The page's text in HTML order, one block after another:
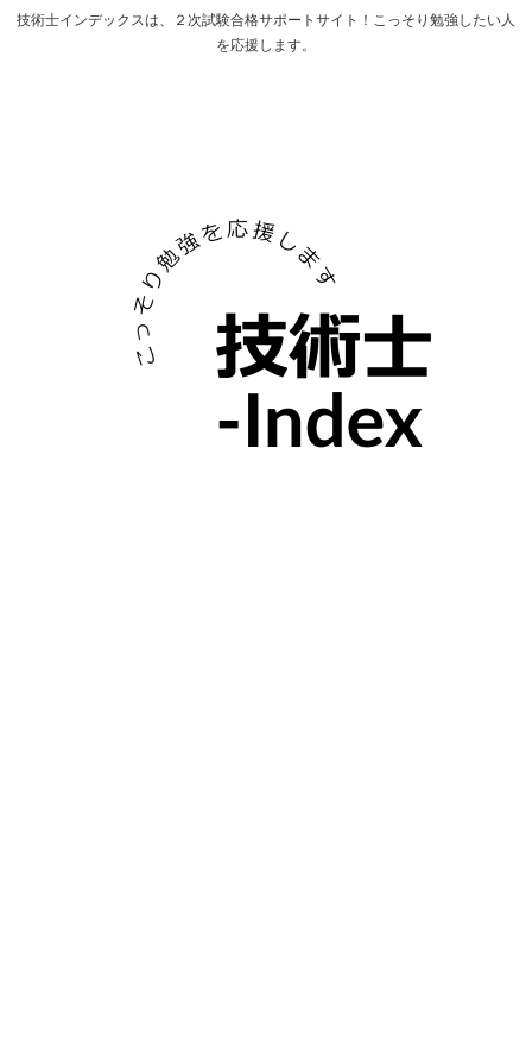
技術士インデックスは、２次試験合格サポートサイト！こっそり勉強したい人
を応援します。